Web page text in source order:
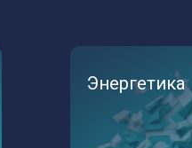
Энергетика